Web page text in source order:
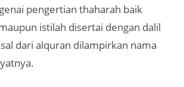
pengertian thaharah baik
istilah disertai dengan dalil
dari alquran dilampirkan nama